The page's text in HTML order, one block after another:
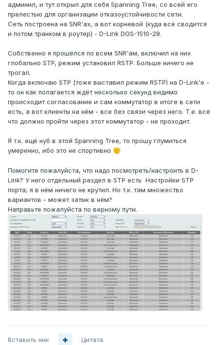
админил, и тут открыл для себя Spanning Tree, со всей его
прелестью для организации отказоустойчивости сети.
Сеть построена на SNR'ах, а вот корневой (куда всё сводится
и потом транком в роутер) - D-Link DGS-1510-28.
Собственно я прошёлся по всем SNR'ам, включил на них
глобально STP, режим установил RSTP. Больше ничего не
трогал.
Когда включаю STP (тоже выставил режим RSTP) на D-Link'е -
то он как полагается ждёт несколько секунд видимо
происходит согласование и сам коммутатор в итоге в сети
есть, а вот клиенты на нём - все без связи через него. Т.е. всё
что должно пройти через этот коммутатор - не проходит.
Я т.к. ещё нуб в этой Spanning Tree, то прошу глумиться
умеренно, ибо это не спортивно 🙂
Помогите пожалуйста, что надо посмотреть/настроить в D-
Link? У него отдельный раздел в STP есть Настройки STP
порта, я в нём ничего не крутил. Но т.к. там множество
вариантов - может затык в нём?
Направьте пожалуйста по верному пути.
Вставить ник Цитата